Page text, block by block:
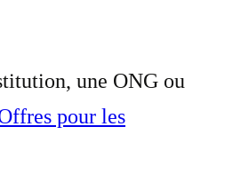
une ONG ou
pour les